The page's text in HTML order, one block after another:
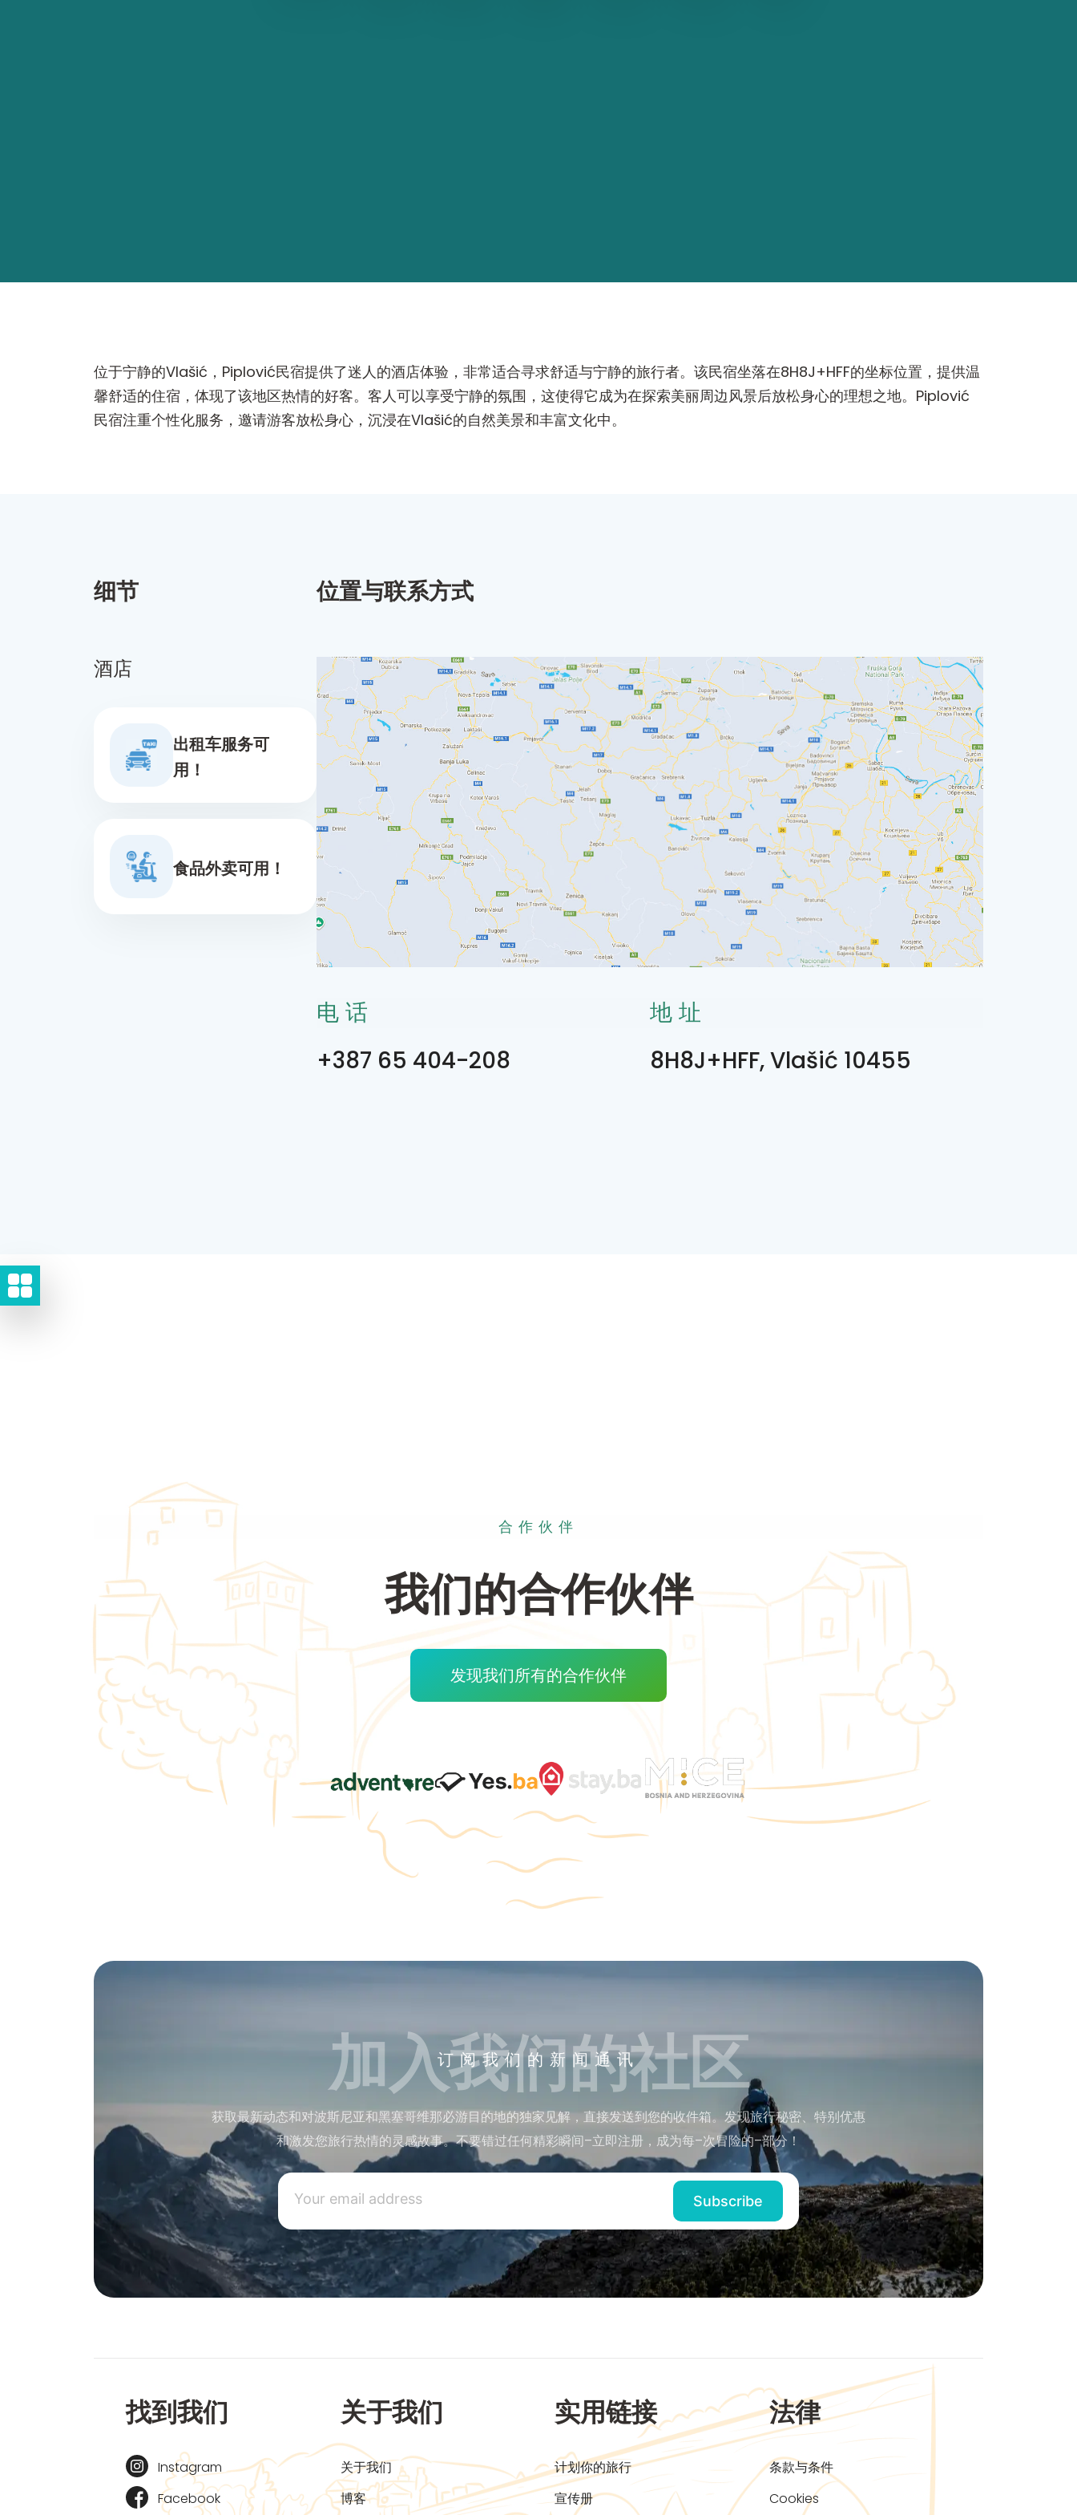
位于宁静的Vlašić，Piplović民宿提供了迷人的酒店体验，非常适合寻求舒适与宁静的旅行者。该民宿坐落在8H8J+HFF的坐标位置，提供温
馨舒适的住宿，体现了该地区热情的好客。客人可以享受宁静的氛围，这使得它成为在探索美丽周边风景后放松身心的理想之地。Piplović
民宿注重个性化服务，邀请游客放松身心，沉浸在Vlašić的自然美景和丰富文化中。
细节
酒店
出租车服务可
用！
食品外卖可用！
位置与联系方式
电话
+387 65 404-208
地址
8H8J+HFF, Vlašić 10455
合作伙伴
我们的合作伙伴
发现我们所有的合作伙伴
订阅我们的新闻通讯
加入我们的社区
获取最新动态和对波斯尼亚和黑塞哥维那必游目的地的独家见解，直接发送到您的收件箱。发现旅行秘密、特别优惠
和激发您旅行热情的灵感故事。不要错过任何精彩瞬间–立即注册，成为每–次冒险的–部分！
找到我们
Instagram
Facebook
关于我们
关于我们
博客
实用链接
计划你的旅行
宣传册
法律
条款与条件
Cookies